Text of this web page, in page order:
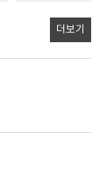
더보기